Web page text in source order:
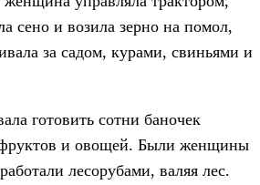
сено и возила зерно на помол,
за садом, курами, свиньями и
готовить сотни баночек
и овощей. Были женщины
лесорубами, валяя лес.